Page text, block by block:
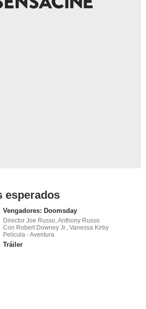
esperados
Vengadores: Doomsday
Director Joe Russo, Anthony Russo
Con Robert Downey Jr., Vanessa Kirby
Película - Aventura
Tráiler